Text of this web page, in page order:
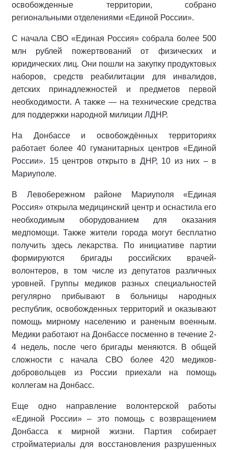
освобожденные территории, собрано
региональными отделениями «Единой России».
С начала СВО «Единая Россия» собрала более 500
млн рублей пожертвований от физических и
юридических лиц. Они пошли на закупку продуктовых
наборов, средств реабилитации для инвалидов,
детских принадлежностей и предметов первой
необходимости. А также — на технические средства
для поддержки народной милиции ЛДНР.
На Донбассе и освобождённых территориях
работает более 40 гуманитарных центров «Единой
России». 15 центров открыто в ДНР, 10 из них – в
Мариуполе.
В Левобережном районе Мариуполя «Единая
Россия» открыла медицинский центр и оснастила его
необходимым оборудованием для оказания
медпомощи. Также жители города могут бесплатно
получить здесь лекарства. По инициативе партии
формируются бригады российских врачей-
волонтеров, в том числе из депутатов различных
уровней. Группы медиков разных специальностей
регулярно прибывают в больницы народных
республик, освобожденных территорий и оказывают
помощь мирному населению и раненым военным.
Медики работают на Донбассе посменно в течение 2-
4 недель, после чего бригады меняются. В общей
сложности с начала СВО более 420 медиков-
добровольцев из России приехали на помощь
коллегам на Донбасс.
Еще одно направление волонтерской работы
«Единой России» – это помощь с возвращением
Донбасса к мирной жизни. Партия собирает
стройматериалы для восстановления разрушенных